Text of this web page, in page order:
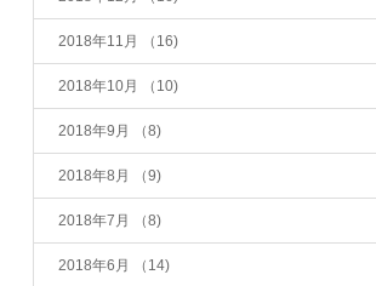
2018年11月 （16)
2018年10月 （10)
2018年9月 （8)
2018年8月 （9)
2018年7月 （8)
2018年6月 （14)